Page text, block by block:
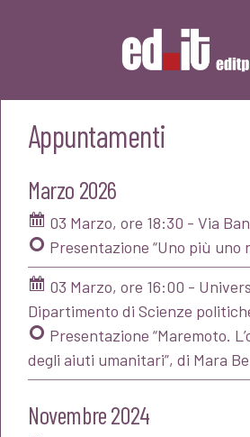
Appuntamenti
Marzo 2026
03 Marzo, ore 18:30 - Via
Presentazione “Uno più uno
03 Marzo, ore 16:00 -
Dipartimento di Scienze
Presentazione “Maremoto.
degli aiuti umanitari”, di Mara
Novembre 2024